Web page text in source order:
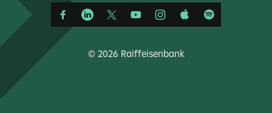
© 2026 Raiffeisenbank